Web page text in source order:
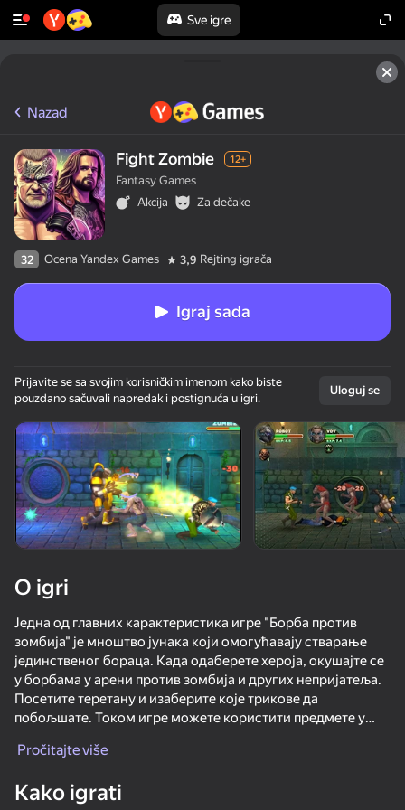
Sve igre
Rotirajte uređaj
Ova igra podržava samo pejzažna
orijentaciju
Nazad
Fight Zombie 12+
Fantasy Games
Akcija
Za dečake
32 Ocena Yandex Games 3,9 Rejting igrača
Igraj sada
Prijavite se sa svojim korisničkim imenom kako biste
pouzdano sačuvali napredak i postignuća u igri.
Uloguj se
O igri
Једна од главних карактеристика игре "Борба против
зомбија" је мноштво јунака који омогућавају стварање
јединственог бораца. Када одаберете хероја, окушајте се
у борбама у арени против зомбија и других непријатеља.
Посетите теретану и изаберите које трикове да
побољшате. Током игре можете користити предмете у
бацањем.
+Више од 15 бораца
Pročitajte više
Kako igrati